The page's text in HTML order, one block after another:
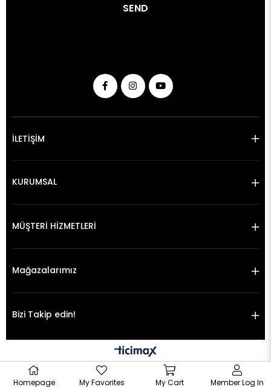
SEND
İLETİŞİM
KURUMSAL
MÜŞTERİ HİZMETLERİ
Mağazalarımız
Bizi Takip edin!
Homepage My Favorites My Cart Member Log In